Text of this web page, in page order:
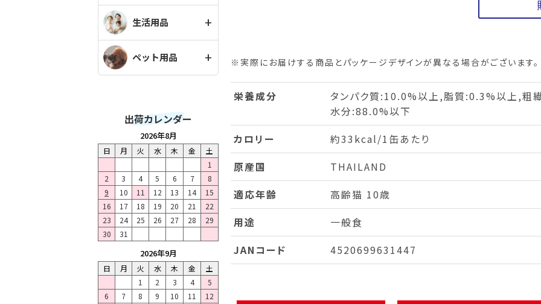
生活用品
ペット用品
出荷カレンダー
2026年8月
日 月 火 水 木 金
土
1
2
3 4 5 6 7
8
9
10 11 12 13 14
15
16
17 18 19 20 21
22
23
24 25 26 27 28
29
30
31
2026年9月
日 月 火 水 木 金
土
1
2 3 4
5
6
7 8 9 10 11
12
※実際にお届けする商品とパッケージデザインが異なる場合がございます。
栄養成分
タンパク質:10.0%以上,脂質:0.3%以上,
水分:88.0%以下
カロリー
約33kcal/1缶あたり
原産国
THAILAND
適応年齢
高齢猫 10歳
用途
一般食
JANコード
4520699631447